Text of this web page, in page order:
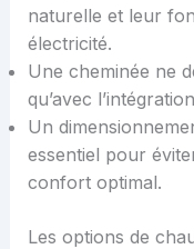
naturelle et leur
électricité.
Une cheminée ne
qu’avec
Un
essentiel pour
confort optimal.
Les options de